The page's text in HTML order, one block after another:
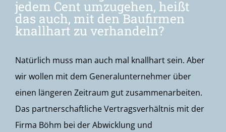
jedem Cent umzugehen, heißt
das auch, mit den Baufirmen
knallhart zu verhandeln?
Natürlich muss man auch mal knallhart sein. Aber
wir wollen mit dem Generalunternehmer über
einen längeren Zeitraum gut zusammenarbeiten.
Das partnerschaftliche Vertragsverhältnis mit der
Firma Böhm bei der Abwicklung und